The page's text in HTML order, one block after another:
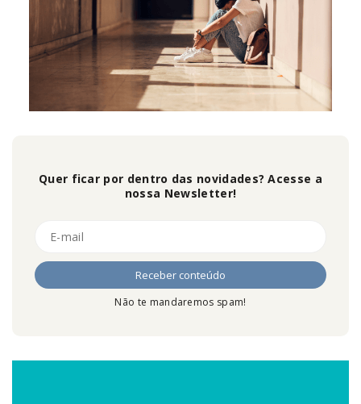
Quer ficar por dentro das novidades? Acesse a
nossa Newsletter!
Não te mandaremos spam!